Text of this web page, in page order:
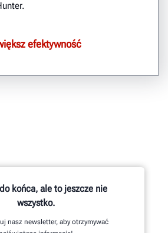
efektywność
do końca, ale to jeszcze nie
wszystko.
nasz newsletter, aby otrzymywać